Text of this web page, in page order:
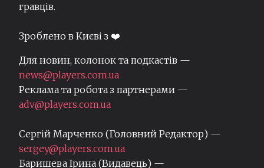
гравців.
Зроблено в Києві з ❤️
Для новин, колонок та подкастів —
news@players.com.ua
Реклама та робота з партнерами —
adv@players.com.ua
Сергій Марченко (Головний Редактор) —
sergey@players.com.ua
Баришева Ірина (Видавець) —